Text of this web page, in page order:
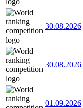
30.08.2026
30.08.2026
01.09.2026